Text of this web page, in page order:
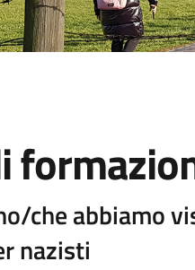
che abbiamo
nazisti